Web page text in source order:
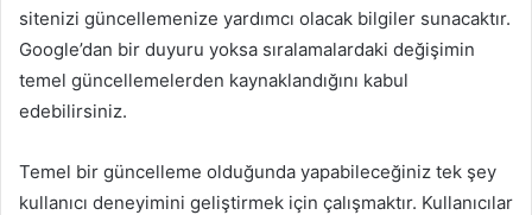
sitenizi güncellemenize yardımcı olacak bilgiler sunacaktır.
Google’dan bir duyuru yoksa sıralamalardaki değişimin
temel güncellemelerden kaynaklandığını kabul
edebilirsiniz.
Temel bir güncelleme olduğunda yapabileceğiniz tek şey
kullanıcı deneyimini geliştirmek için çalışmaktır. Kullanıcılar